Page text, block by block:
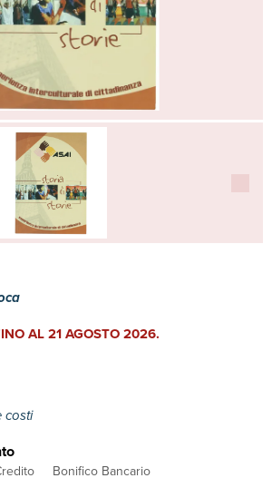
AL 21 AGOSTO 2026.
costi
Bonifico Bancario